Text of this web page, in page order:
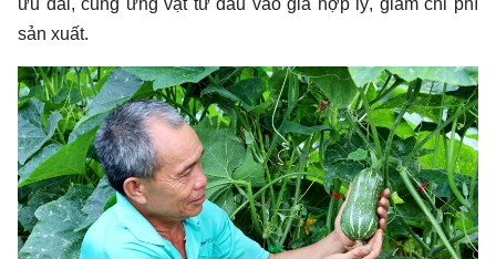
sản xuất.